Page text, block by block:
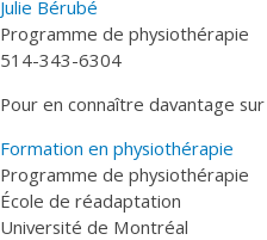
Julie Bérubé
Programme de physiothérapie
514-343-6304
Pour en connaître davantage
Formation en physiothérapie
Programme de physiothérapie
École de réadaptation
Université de Montréal